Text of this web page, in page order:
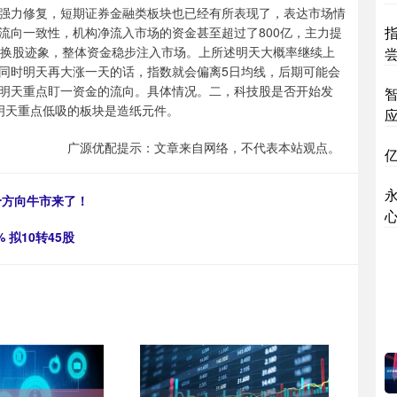
修复，短期证券金融类板块也已经有所表现了，表达市场情
一致性，机构净流入市场的资金甚至超过了800亿，主力提
股迹象，整体资金稳步注入市场。上所述明天大概率继续上
明天再大涨一天的话，指数就会偏离5日均线，后期可能会
重点盯一资金的流向。具体情况。二，科技股是否开始发
重点低吸的板块是造纸元件。
广源优配提示：文章来自网络，不代表本站观点。
向牛市来了！
拟10转45股